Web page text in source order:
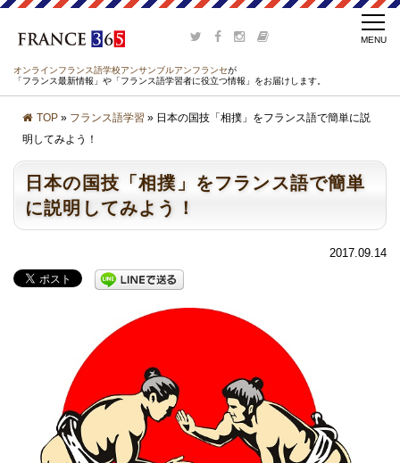
オンラインフランス語学校アンサンブルアンフランセが
「フランス最新情報」や「フランス語学習者に役立つ情報」をお届けします。
TOP » フランス語学習 » 日本の国技「相撲」をフランス語で簡単に説
明してみよう！
日本の国技「相撲」をフランス語で簡単
に説明してみよう！
2017.09.14